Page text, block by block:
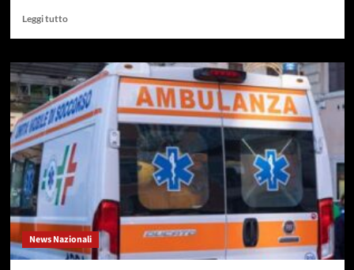
Leggi tuttoLeggi
su
Durigon:
“Occupiamo
sport?
Da
Schlein
demagogia,
dimentica
la
dem
Micheli
presidente
Lega
News Nazionali